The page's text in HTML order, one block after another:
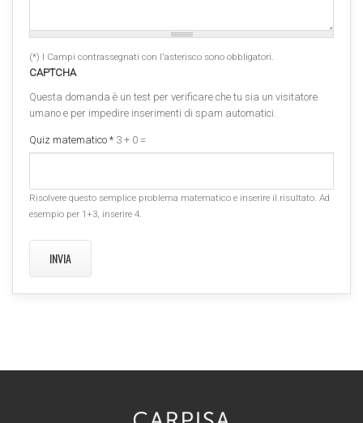
(*) I Campi contrassegnati con l'asterisco sono obbligatori.
CAPTCHA
Questa domanda è un test per verificare che tu sia un visitatore
umano e per impedire inserimenti di spam automatici.
Quiz matematico * 3 + 0 =
Risolvere questo semplice problema matematico e inserire il risultato. Ad
esempio per 1+3, inserire 4.